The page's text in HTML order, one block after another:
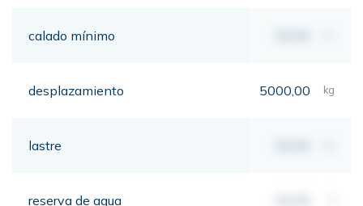
calado mínimo
desplazamiento 5000,00 kg
lastre
reserva de agua